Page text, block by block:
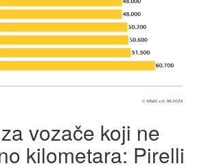
vozače koji ne
kilometara: Pirelli